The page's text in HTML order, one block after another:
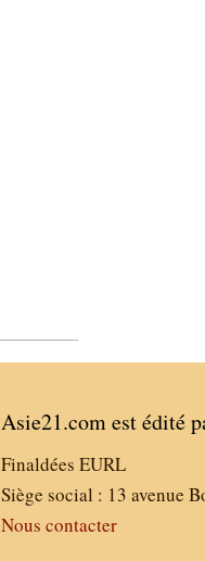
Asie21.com est édité
Finaldées EURL
Siège social : 13 avenue
Nous contacter